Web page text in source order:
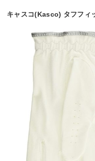
キャスコ(Kasco) タフフィ